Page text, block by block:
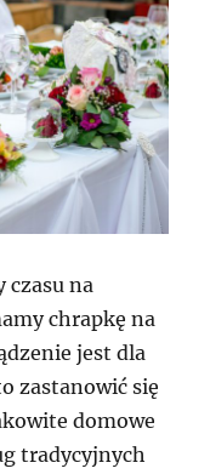
czasu na
chrapkę na
jest dla
zastanowić się
domowe
tradycyjnych